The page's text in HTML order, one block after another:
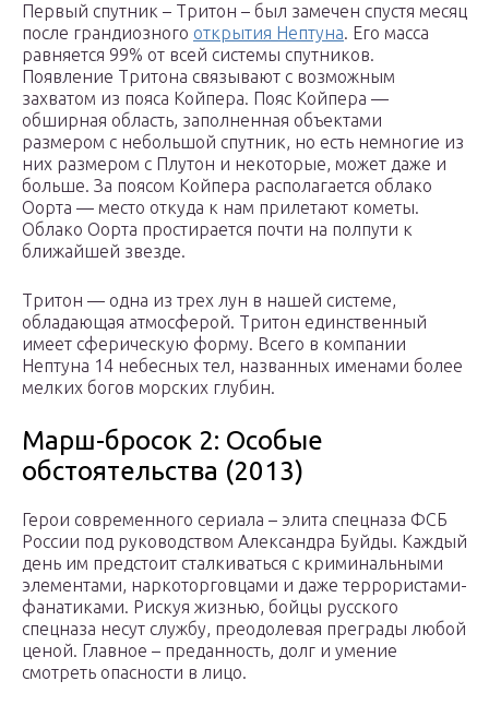
Первый спутник – Тритон – был замечен спустя месяц
после грандиозного открытия Нептуна. Его масса
равняется 99% от всей системы спутников.
Появление Тритона связывают с возможным
захватом из пояса Койпера. Пояс Койпера —
обширная область, заполненная объектами
размером с небольшой спутник, но есть немногие из
них размером с Плутон и некоторые, может даже и
больше. За поясом Койпера располагается облако
Оорта — место откуда к нам прилетают кометы.
Облако Оорта простирается почти на полпути к
ближайшей звезде.
Тритон — одна из трех лун в нашей системе,
обладающая атмосферой. Тритон единственный
имеет сферическую форму. Всего в компании
Нептуна 14 небесных тел, названных именами более
мелких богов морских глубин.
Марш-бросок 2: Особые
обстоятельства (2013)
Герои современного сериала – элита спецназа ФСБ
России под руководством Александра Буйды. Каждый
день им предстоит сталкиваться с криминальными
элементами, наркоторговцами и даже террористами-
фанатиками. Рискуя жизнью, бойцы русского
спецназа несут службу, преодолевая преграды любой
ценой. Главное – преданность, долг и умение
смотреть опасности в лицо.